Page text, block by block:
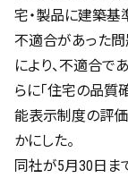
宅・製品に建築
不適合があった問
により、不適合で
らに「住宅の品質
能表示制度の評
かにした。
同社が5月30日ま